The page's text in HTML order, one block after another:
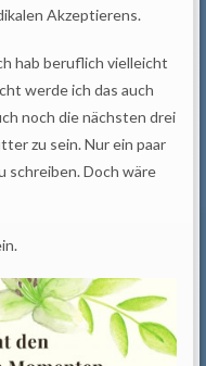
Akzeptierens.
hab beruflich vielleicht
werde ich das auch
noch die nächsten drei
zu sein. Nur ein paar
schreiben. Doch wäre